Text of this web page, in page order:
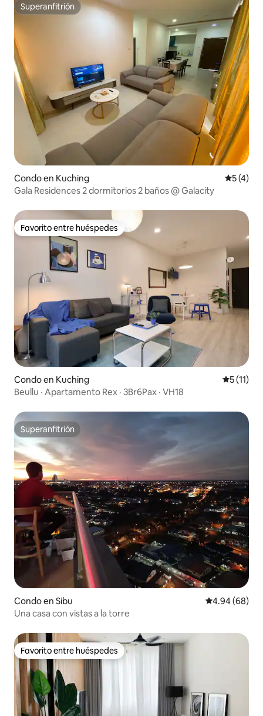
Superanfitrión
Superanfitrión
Condo en Kuching
5 (4)
Gala Residences 2 dormitorios 2 baños @ Galacity
Favorito entre huéspedes
Favorito entre huéspedes
Condo en Kuching
5 (11)
Beullu · Apartamento Rex · 3Br6Pax · VH18
Superanfitrión
Superanfitrión
Condo en Sibu Calificación
4.94 (68)
Una casa con vistas a la torre
Favorito entre huéspedes
Favorito entre huéspedes